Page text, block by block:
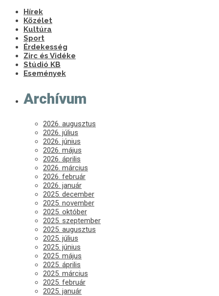
Hírek
Közélet
Kultúra
Sport
Érdekesség
Zirc és Vidéke
Stúdió KB
Események
Archívum
2026. augusztus
2026. július
2026. június
2026. május
2026. április
2026. március
2026. február
2026. január
2025. december
2025. november
2025. október
2025. szeptember
2025. augusztus
2025. július
2025. június
2025. május
2025. április
2025. március
2025. február
2025. január